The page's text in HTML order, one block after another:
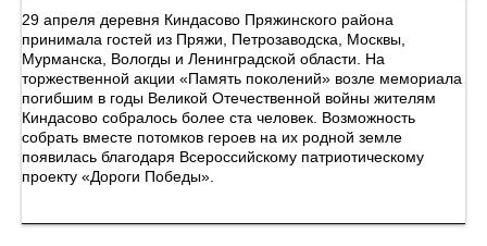
29 апреля деревня Киндасово Пряжинского района
принимала гостей из Пряжи, Петрозаводска, Москвы,
Мурманска, Вологды и Ленинградской области. На
торжественной акции «Память поколений» возле мемориала
погибшим в годы Великой Отечественной войны жителям
Киндасово собралось более ста человек. Возможность
собрать вместе потомков героев на их родной земле
появилась благодаря Всероссийскому патриотическому
проекту «Дороги Победы».